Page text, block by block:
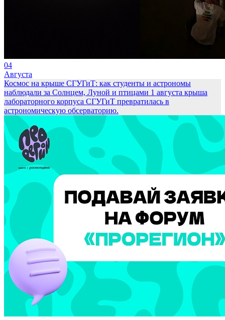
04
Августа
Космос на крыше СГУГиТ: как студенты и астрономы
наблюдали за Солнцем, Луной и птицами 1 августа крыша
лабораторного корпуса СГУГиТ превратилась в
астрономическую обсерваторию.